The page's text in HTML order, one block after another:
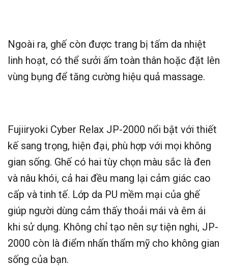
Ngoài ra, ghế còn được trang bị tấm da nhiệt
linh hoạt, có thể sưởi ấm toàn thân hoặc đặt lên
vùng bụng để tăng cường hiệu quả massage.
Fujiiryoki Cyber Relax JP-2000 nổi bật với thiết
kế sang trọng, hiện đại, phù hợp với mọi không
gian sống. Ghế có hai tùy chọn màu sắc là đen
và nâu khói, cả hai đều mang lại cảm giác cao
cấp và tinh tế. Lớp da PU mềm mại của ghế
giúp người dùng cảm thấy thoải mái và êm ái
khi sử dụng. Không chỉ tạo nên sự tiện nghi, JP-
2000 còn là điểm nhấn thẩm mỹ cho không gian
sống của bạn.